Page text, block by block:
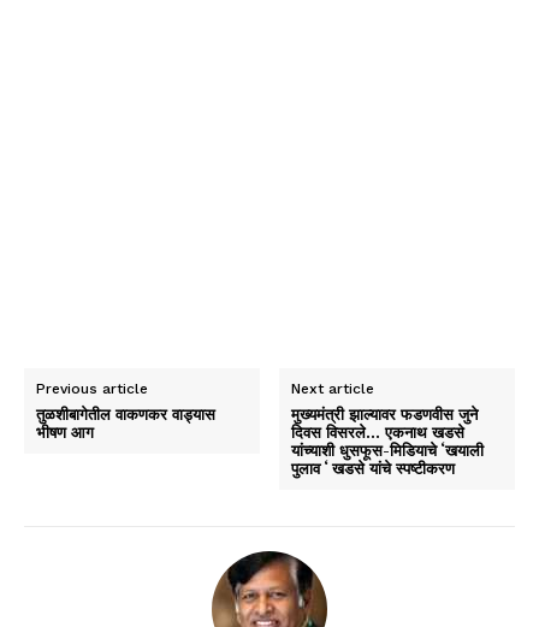
Previous article
तुळशीबागेतील वाकणकर वाड्यास
भीषण आग
Next article
मुख्यमंत्री झाल्यावर फडणवीस जुने
दिवस विसरले… एकनाथ खडसे
यांच्याशी धुसफूस-मिडियाचे ‘खयाली
पुलाव ‘ खडसे यांचे स्पष्टीकरण